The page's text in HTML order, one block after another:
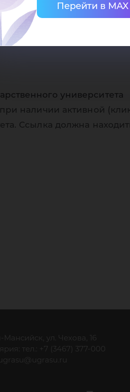
Перейти в MAX
университета
наличии активной
Ссылка должна
Мансийск, ул. Чехова, 16
тел.: +7 (3467) 377-000